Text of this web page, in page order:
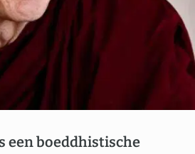
een boeddhistische